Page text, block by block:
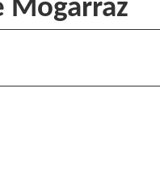
Mogarraz